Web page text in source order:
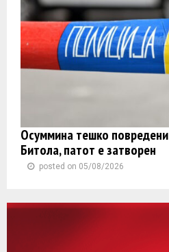
Осуммина тешко
Битола, патот е затворен
posted on 05/08/2026